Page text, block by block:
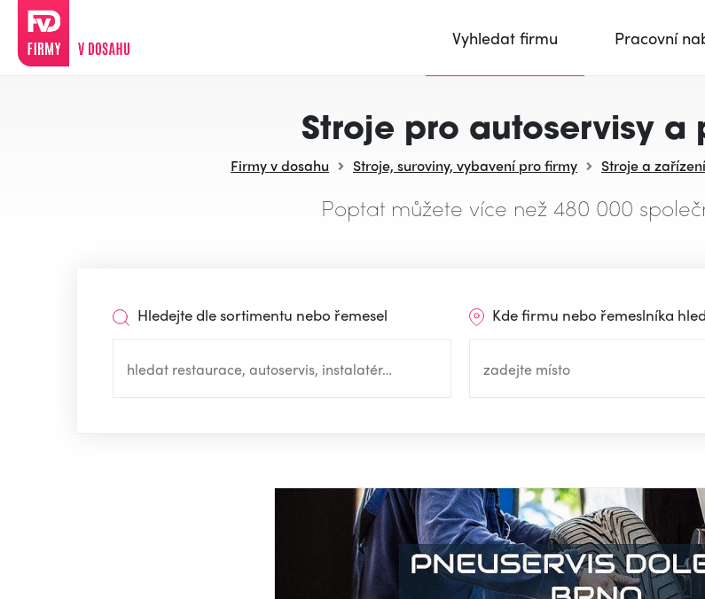
Vyhledat firmu Pracovní
Stroje pro autoservisy a
Firmy v dosahu Stroje, suroviny, vybavení pro firmy Stroje a zařízení
Poptat můžete více než 480 000
Hledejte dle sortimentu nebo řemesel Kde firmu nebo řemeslníka